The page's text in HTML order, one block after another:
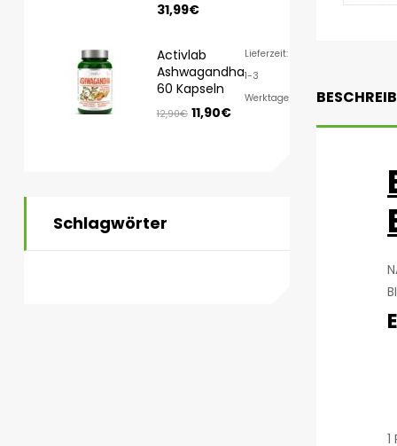
31,99€
Activlab
Ashwagandha
60 Kapseln
12,90€ 11,90€
Lieferzeit:
1-3
Werktage
Schlagwörter